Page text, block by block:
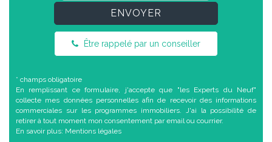
ENVOYER
Être rappelé par un conseiller
* champs obligatoire
En remplissant ce formulaire, j'accepte que "les Experts du Neuf"
collecte mes données personnelles afin de recevoir des informations
commerciales sur les programmes immobiliers. J'ai la possibilité de
retirer à tout moment mon consentement par email ou courrier.
En savoir plus: Mentions légales